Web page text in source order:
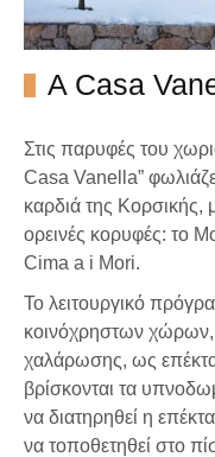
A Casa
Στις παρυφές του
Casa Vanella”
καρδιά της Κορσικής,
ορεινές κορυφές: το
Cima a i Mori.
Το λειτουργικό
κοινόχρηστων χώρων,
χαλάρωσης, ως
βρίσκονται τα
να διατηρηθεί η
να τοποθετηθεί στο